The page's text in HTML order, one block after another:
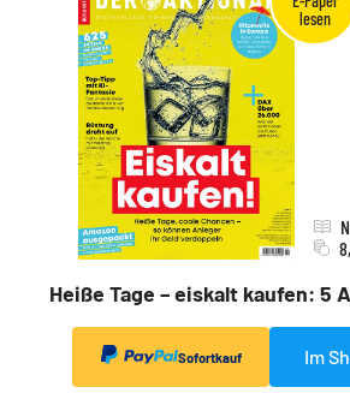
Heiße Tage – eiskalt kaufen: 5
Sofortkauf Im